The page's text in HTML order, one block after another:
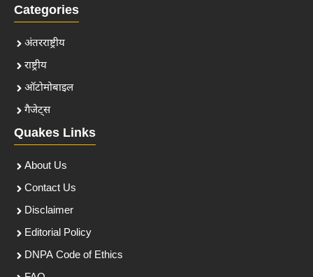
Categories
अंतरराष्ट्रीय
राष्ट्रीय
ऑटोमोबाइल
गैजेट्स
Quakes Links
About Us
Contact Us
Disclaimer
Editorial Policy
DNPA Code of Ethics